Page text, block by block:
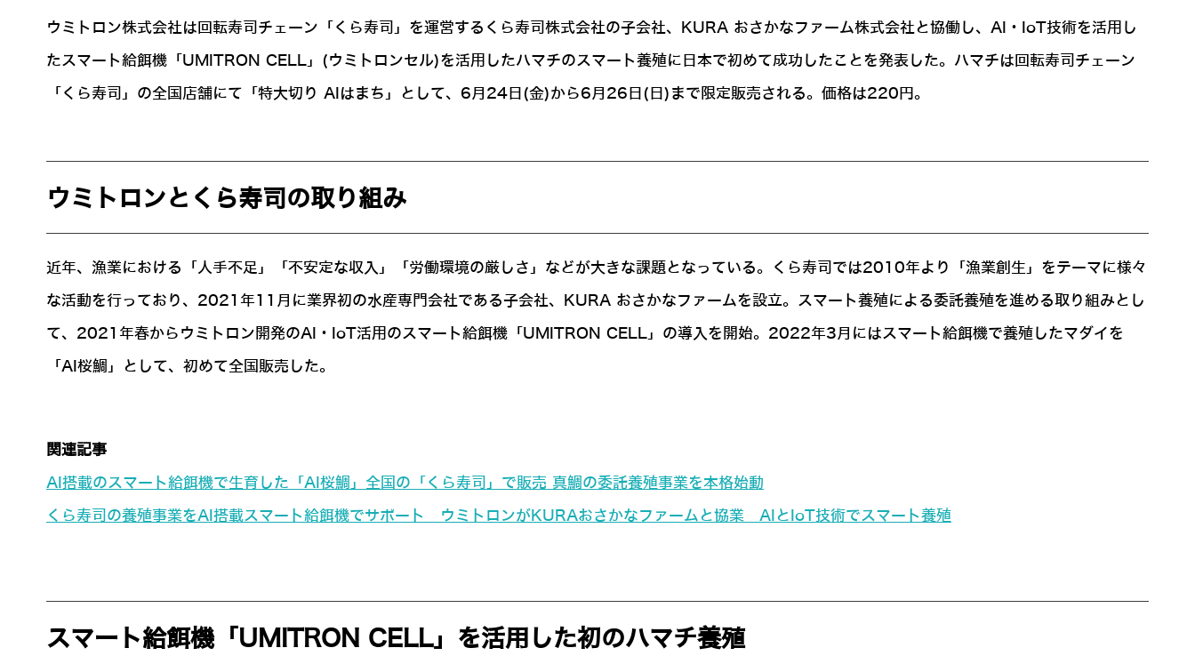
ウミトロン株式会社は回転寿司チェーン「くら寿司」を運営するくら寿司株式会社の子会社、KURA おさかなファーム株式会社と協働し、AI・IoT技術を活用し
たスマート給餌機「UMITRON CELL」(ウミトロンセル)を活用したハマチのスマート養殖に日本で初めて成功したことを発表した。ハマチは回転寿司チェーン
「くら寿司」の全国店舗にて「特大切り AIはまち」として、6月24日(金)から6月26日(日)まで限定販売される。価格は220円。
ウミトロンとくら寿司の取り組み
近年、漁業における「人手不足」「不安定な収入」「労働環境の厳しさ」などが大きな課題となっている。くら寿司では2010年より「漁業創生」をテーマに様々
な活動を行っており、2021年11月に業界初の水産専門会社である子会社、KURA おさかなファームを設立。スマート養殖による委託養殖を進める取り組みとし
て、2021年春からウミトロン開発のAI・IoT活用のスマート給餌機「UMITRON CELL」の導入を開始。2022年3月にはスマート給餌機で養殖したマダイを
「AI桜鯛」として、初めて全国販売した。
関連記事
AI搭載のスマート給餌機で生育した「AI桜鯛」全国の「くら寿司」で販売 真鯛の委託養殖事業を本格始動
くら寿司の養殖事業をAI搭載スマート給餌機でサポート ウミトロンがKURAおさかなファームと協業 AIとIoT技術でスマート養殖
スマート給餌機「UMITRON CELL」を活用した初のハマチ養殖